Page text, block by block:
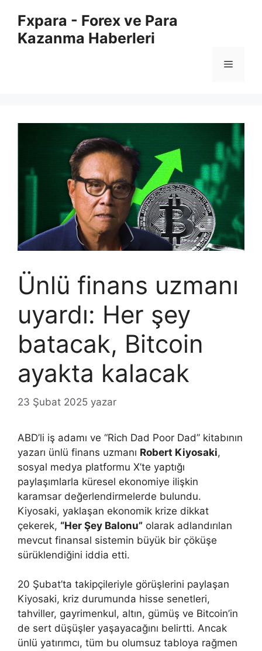
Fxpara - Forex ve Para
Kazanma Haberleri
Menü
Ünlü finans uzmanı
uyardı: Her şey
batacak, Bitcoin
ayakta kalacak
23 Şubat 2025 yazar
ABD’li iş adamı ve “Rich Dad Poor Dad” kitabının
yazarı ünlü finans uzmanı Robert Kiyosaki,
sosyal medya platformu X’te yaptığı
paylaşımlarla küresel ekonomiye ilişkin
karamsar değerlendirmelerde bulundu.
Kiyosaki, yaklaşan ekonomik krize dikkat
çekerek, “Her Şey Balonu” olarak adlandırılan
mevcut finansal sistemin büyük bir çöküşe
sürüklendiğini iddia etti.
20 Şubat’ta takipçileriyle görüşlerini paylaşan
Kiyosaki, kriz durumunda hisse senetleri,
tahviller, gayrimenkul, altın, gümüş ve Bitcoin’in
de sert düşüşler yaşayacağını belirtti. Ancak
ünlü yatırımcı, tüm bu olumsuz tabloya rağmen